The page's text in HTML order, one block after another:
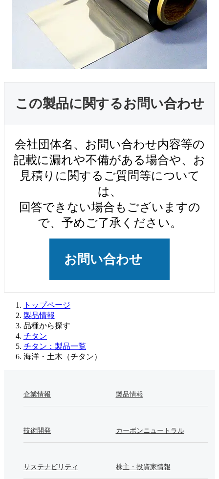
この製品に関するお問い合わせ
会社団体名、お問い合わせ内容等の
記載に漏れや不備がある場合や、お
見積りに関するご質問等について
は、
回答できない場合もございますの
で、予めご了承ください。
お問い合わせ
トップページ
製品情報
品種から探す
チタン
チタン：製品一覧
海洋・土木（チタン）
企業情報 製品情報
技術開発 カーボンニュートラル
サステナビリティ 株主・投資家情報